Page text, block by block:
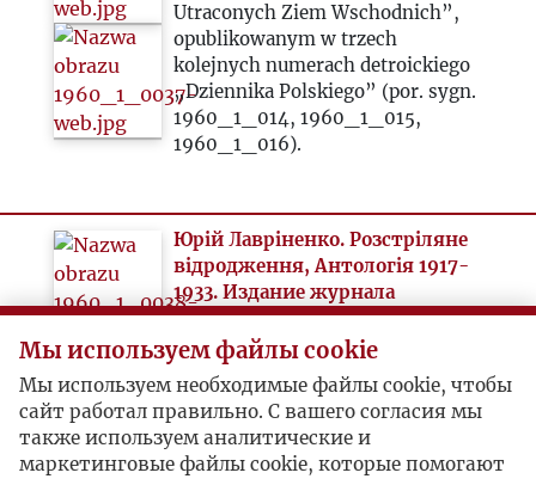
Utraconych Ziem Wschodnich”,
opublikowanym w trzech
kolejnych numerach detroickiego
„Dziennika Polskiego” (por. sygn.
1960_1_014, 1960_1_015,
1960_1_016).
Юрій Лавріненко. Розстріляне
відродження, Антологія 1917-
1933. Издание журнала
„Kultura”. Париж. 1959,
Новый журнал (Нью-Йорк), № 59
1960 ( USA ) sygnatura: 1960_1_009
Мы используем файлы cookie
Мы используем необходимые файлы cookie, чтобы
сайт работал правильно. С вашего согласия мы
также используем аналитические и
маркетинговые файлы cookie, которые помогают